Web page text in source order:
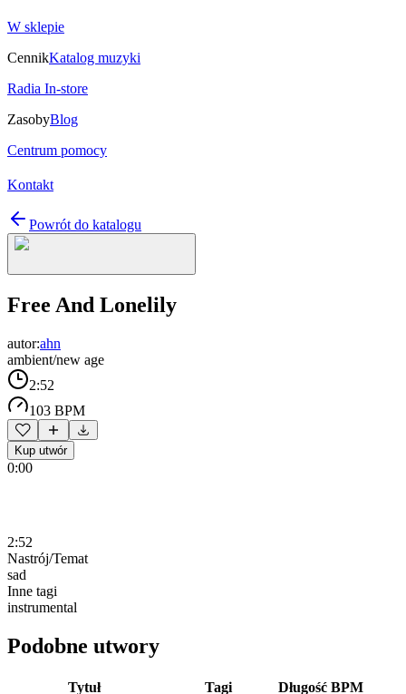
W sklepie
CennikKatalog muzyki
Radia In-store
ZasobyBlog
Centrum pomocy
Kontakt
Powrót do katalogu
Free And Lonelily
autor:ahn
ambient/new age
2:52
103 BPM
Kup utwór
0:00
2:52
Nastrój/Temat
sad
Inne tagi
instrumental
Podobne utwory
Tytuł Tagi Długość BPM